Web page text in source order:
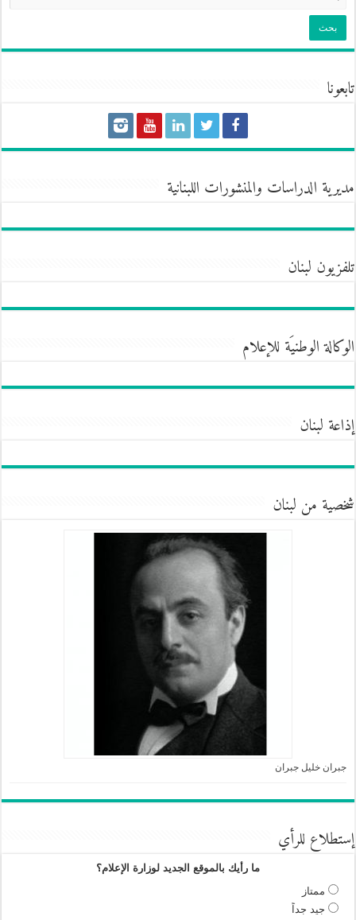
تابعونا
مديرية الدراسات والمنشورات اللبنانية
تلفزيون لبنان
الوكالة الوطنيَة للإعلام
إذاعة لبنان
شخصية من لبنان
جبران خليل جبران
إستطلاع للرأي
ما رأيك بالموقع الجديد لوزارة الإعلام؟
ممتاز
جيد جداً